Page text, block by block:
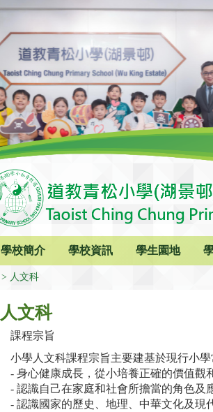
學校簡介 學校資訊 學生園地
人文科
人文科
課程宗旨
小學人文科課程宗旨主要建基於現行小
- 身心健康成長，從小培養正確的價值觀
- 認識自己在家庭和社會所擔當的角色及
- 認識國家的歷史、地理、中華文化及現